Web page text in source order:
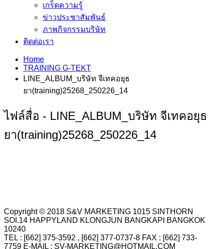
เกร็ดความรู้
ข่าวประชาสัมพันธ์
ภาพกิจกรรมบริษัท
ติดต่อเรา
Home
TRAINING G-TEKT
LINE_ALBUM_บริษัท จีเทคอยุธ
ยา(training)25268_250226_14
ไฟล์สื่อ - LINE_ALBUM_บริษัท จีเทคอยุธ
ยา(training)25268_250226_14
Copyright © 2018 S&V MARKETING 1015 SINTHORN
SOI.14 HAPPYLAND KLONGJUN BANGKAPI BANGKOK
10240
TEL : [662] 375-3592 , [662] 377-0737-8 FAX : [662] 733-
7759 E-MAIL : SV-MARKETING@HOTMAIL.COM